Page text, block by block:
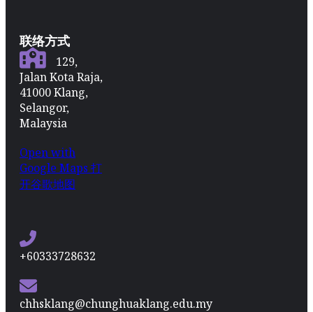
联络方式
129,
Jalan Kota Raja,
41000 Klang,
Selangor,
Malaysia
Open with
Google Maps 打
开谷歌地图
+60333728632
chhsklang@chunghuaklang.edu.my